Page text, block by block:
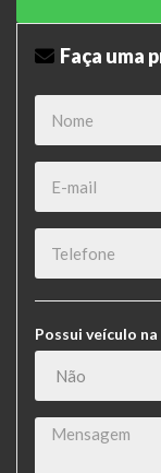
Faça uma
Possui veículo